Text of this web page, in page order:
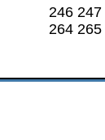
246 247
264 265